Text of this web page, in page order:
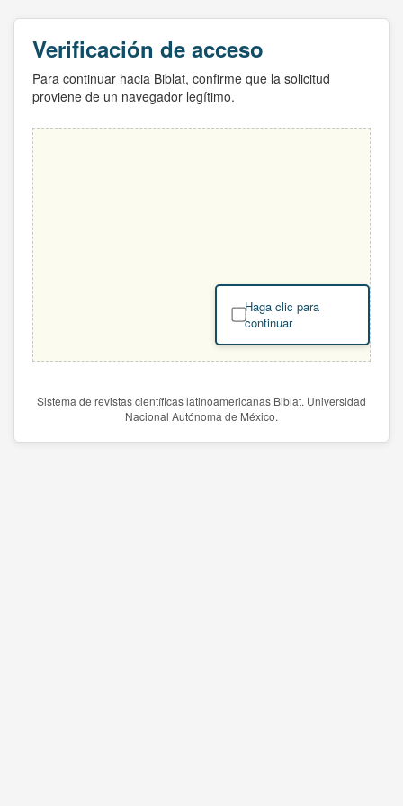
Verificación de acceso
Para continuar hacia Biblat, confirme que la solicitud
proviene de un navegador legítimo.
Haga clic para
continuar
Sistema de revistas científicas latinoamericanas Biblat. Universidad
Nacional Autónoma de México.